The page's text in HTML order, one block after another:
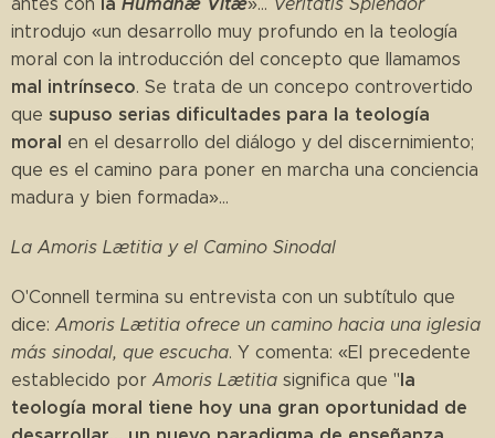
introdujo «un desarrollo muy profundo en la teología
moral con la introducción del concepto que llamamos
mal intrínseco. Se trata de un concepo controvertido
que supuso serias dificultades para la teología
moral en el desarrollo del diálogo y del discernimiento;
que es el camino para poner en marcha una conciencia
madura y bien formada»...
La Amoris Lætitia y el Camino Sinodal
O'Connell termina su entrevista con un subtítulo que
dice: Amoris Lætitia ofrece un camino hacia una iglesia
más sinodal, que escucha. Y comenta: «El precedente
establecido por Amoris Lætitia significa que "la
teología moral tiene hoy una gran oportunidad de